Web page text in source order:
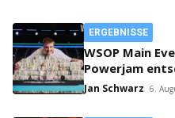
ERGEBNISSE
WSOP Main
Powerjam
zwischen
Jan Schwarz 6.